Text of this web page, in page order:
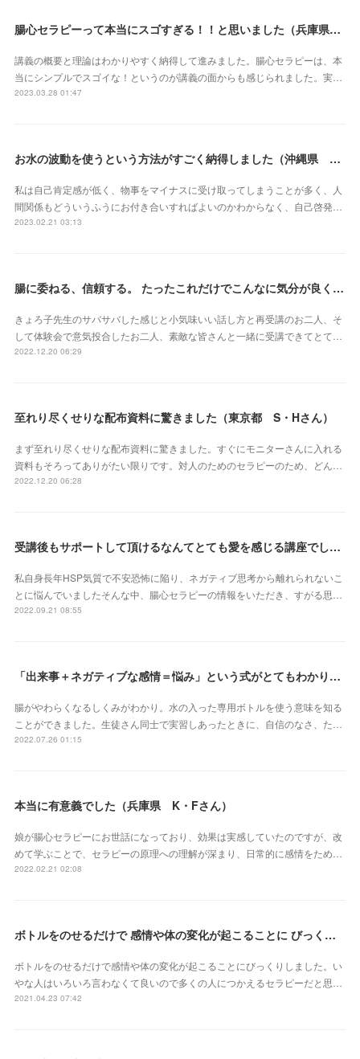
腸心セラピーって本当にスゴすぎる！！と思いました（兵庫県 M・Oさん）
講義の概要と理論はわかりやすく納得して進みました。腸心セラピーは、本
当にシンプルでスゴイな！というのが講義の面からも感じられました。実…
2023.03.28 01:47
お水の波動を使うという方法がすごく納得しました（沖縄県 S・Mさん）
私は自己肯定感が低く、物事をマイナスに受け取ってしまうことが多く、人
間関係もどういうふうにお付き合いすればよいのかわからなく、自己啓発…
2023.02.21 03:13
腸に委ねる、信頼する。 たったこれだけでこんなに気分が良くなれるなんて本当にスゴイ‼︎（東京都 會澤亜紀さん）
きょろ子先生のサバサバした感じと小気味いい話し方と再受講のお二人、そ
して体験会で意気投合したお二人、素敵な皆さんと一緒に受講できてとて…
2022.12.20 06:29
至れり尽くせりな配布資料に驚きました（東京都 S・Hさん）
まず至れり尽くせりな配布資料に驚きました。すぐにモニターさんに入れる
資料もそろってありがたい限りです。対人のためのセラピーのため、どん…
2022.12.20 06:28
受講後もサポートして頂けるなんてとても愛を感じる講座でした（北海道 原田いずみさん）
私自身長年HSP気質で不安恐怖に陥り、ネガティブ思考から離れられないこ
とに悩んでいましたそんな中、腸心セラピーの情報をいただき、すがる思…
2022.09.21 08:55
「出来事＋ネガティブな感情＝悩み」という式がとてもわかりやすかったです（埼玉県 S・Eさん）
腸がやわらくなるしくみがわかり。水の入った専用ボトルを使う意味を知る
ことができました。生徒さん同士で実習しあったときに、自信のなさ、た…
2022.07.26 01:15
本当に有意義でした（兵庫県 K・Fさん）
娘が腸心セラピーにお世話になっており、効果は実感していたのですが、改
めて学ぶことで、セラピーの原理への理解が深まり、日常的に感情をため…
2022.02.21 02:08
ボトルをのせるだけで 感情や体の変化が起こることに びっくりしました（三重県 S・Yさん）
ボトルをのせるだけで感情や体の変化が起こることにびっくりしました。い
やな人はいろいろ言わなくて良いので多くの人につかえるセラピーだと思…
2021.04.23 07:42